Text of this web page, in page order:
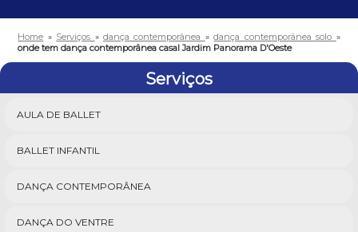
Home » Serviços »dança contemporânea »dança contemporânea solo »
onde tem dança contemporânea casal Jardim Panorama D'Oeste
Serviços
AULA DE BALLET
BALLET INFANTIL
DANÇA CONTEMPORÂNEA
DANÇA DO VENTRE